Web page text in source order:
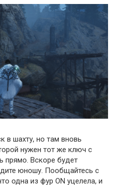
в шахту, но там вновь
нужен тот же ключ с
прямо. Вскоре будет
юношу. Пообщайтесь с
одна из фур ON уцелела, и